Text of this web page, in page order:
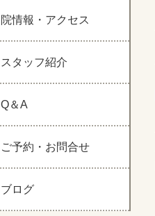
院情報・アクセス
スタッフ紹介
Q＆A
ご予約・お問合せ
ブログ